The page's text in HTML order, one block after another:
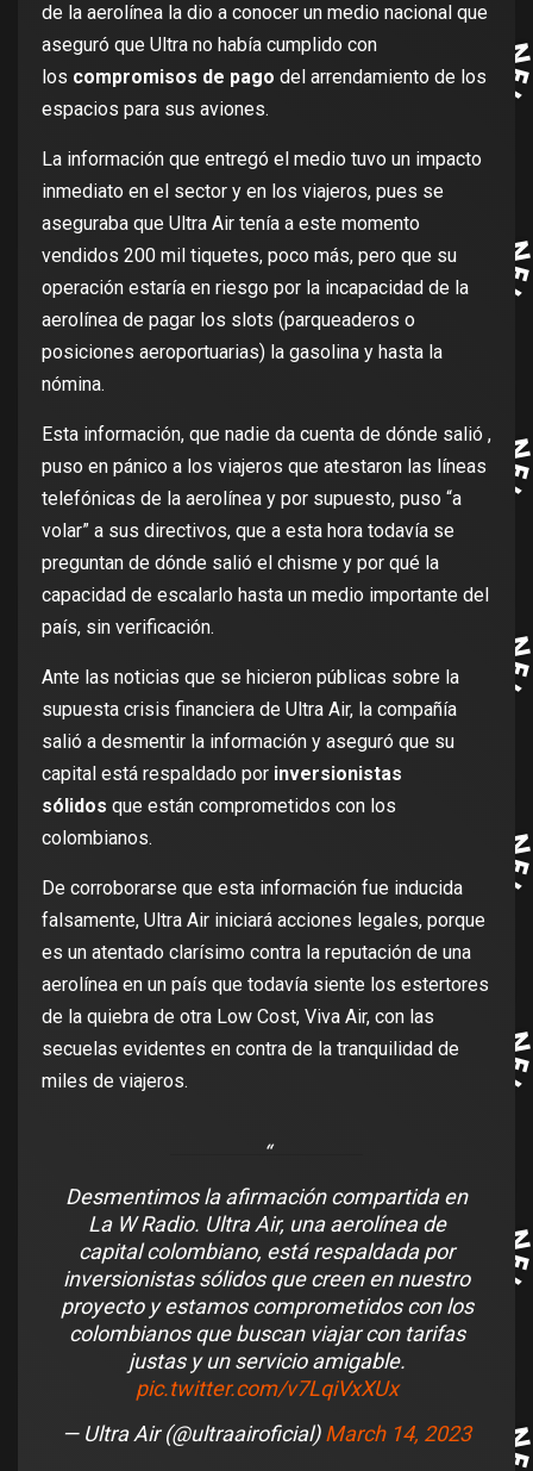
de la aerolínea la dio a conocer un medio nacional que
aseguró que Ultra no había cumplido con
los compromisos de pago del arrendamiento de los
espacios para sus aviones.
La información que entregó el medio tuvo un impacto
inmediato en el sector y en los viajeros, pues se
aseguraba que Ultra Air tenía a este momento
vendidos 200 mil tiquetes, poco más, pero que su
operación estaría en riesgo por la incapacidad de la
aerolínea de pagar los slots (parqueaderos o
posiciones aeroportuarias) la gasolina y hasta la
nómina.
Esta información, que nadie da cuenta de dónde salió ,
puso en pánico a los viajeros que atestaron las líneas
telefónicas de la aerolínea y por supuesto, puso “a
volar” a sus directivos, que a esta hora todavía se
preguntan de dónde salió el chisme y por qué la
capacidad de escalarlo hasta un medio importante del
país, sin verificación.
Ante las noticias que se hicieron públicas sobre la
supuesta crisis financiera de Ultra Air, la compañía
salió a desmentir la información y aseguró que su
capital está respaldado por inversionistas
sólidos que están comprometidos con los
colombianos.
De corroborarse que esta información fue inducida
falsamente, Ultra Air iniciará acciones legales, porque
es un atentado clarísimo contra la reputación de una
aerolínea en un país que todavía siente los estertores
de la quiebra de otra Low Cost, Viva Air, con las
secuelas evidentes en contra de la tranquilidad de
miles de viajeros.
Desmentimos la afirmación compartida en
La W Radio. Ultra Air, una aerolínea de
capital colombiano, está respaldada por
inversionistas sólidos que creen en nuestro
proyecto y estamos comprometidos con los
colombianos que buscan viajar con tarifas
justas y un servicio amigable.
pic.twitter.com/v7LqiVxXUx
— Ultra Air (@ultraairoficial)March 14, 2023